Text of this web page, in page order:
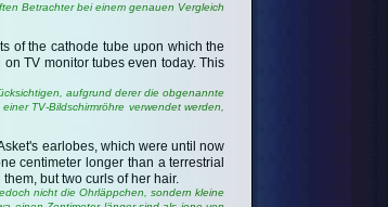
Betrachter bei einem genauen Vergleich
of the cathode tube upon which the
TV monitor tubes even today. This
aufgrund derer die obgenannte
TV-Bildschirmröhre verwendet werden,
earlobes, which were until now
centimeter longer than a terrestrial
but two curls of her hair.
nicht die Ohrläppchen, sondern kleine